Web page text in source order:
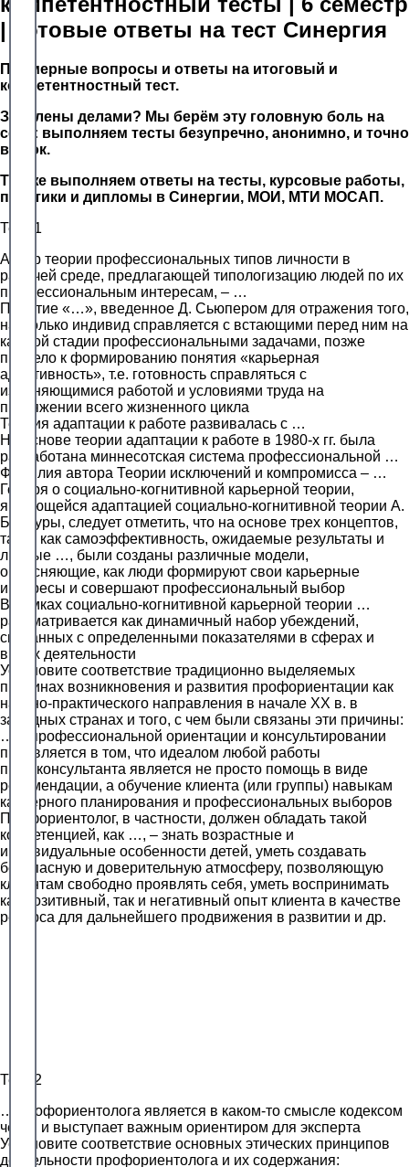
| Готовые ответы на тест Синергия
Примерные вопросы и ответы на итоговый и
компетентностный тест.
Завалены делами? Мы берём эту головную боль на
себя: выполняем тесты безупречно, анонимно, и точно
в срок.
Так же выполняем ответы на тесты, курсовые работы,
практики и дипломы в Синергии, МОИ, МТИ МОСАП.
Тест 1
Автор теории профессиональных типов личности в
рабочей среде, предлагающей типологизацию людей по их
профессиональным интересам, – …
Понятие «…», введенное Д. Сьюпером для отражения того,
насколько индивид справляется с встающими перед ним на
каждой стадии профессиональными задачами, позже
привело к формированию понятия «карьерная
адаптивность», т.е. готовность справляться с
изменяющимися работой и условиями труда на
протяжении всего жизненного цикла
Теория адаптации к работе развивалась с …
На основе теории адаптации к работе в 1980-х гг. была
разработана миннесотская система профессиональной …
Фамилия автора Теории исключений и компромисса – …
Говоря о социально-когнитивной карьерной теории,
являющейся адаптацией социально-когнитивной теории А.
Бандуры, следует отметить, что на основе трех концептов,
таких как самоэффективность, ожидаемые результаты и
личные …, были созданы различные модели,
объясняющие, как люди формируют свои карьерные
интересы и совершают профессиональный выбор
В рамках социально-когнитивной карьерной теории …
рассматривается как динамичный набор убеждений,
связанных с определенными показателями в сферах и
видах деятельности
Установите соответствие традиционно выделяемых
причинах возникновения и развития профориентации как
научно-практического направления в начале ХХ в. в
западных странах и того, с чем были связаны эти причины:
… в профессиональной ориентации и консультировании
проявляется в том, что идеалом любой работы
профконсультанта является не просто помощь в виде
рекомендации, а обучение клиента (или группы) навыкам
карьерного планирования и профессиональных выборов
Профориентолог, в частности, должен обладать такой
компетенцией, как …, – знать возрастные и
индивидуальные особенности детей, уметь создавать
безопасную и доверительную атмосферу, позволяющую
клиентам свободно проявлять себя, уметь воспринимать
как позитивный, так и негативный опыт клиента в качестве
ресурса для дальнейшего продвижения в развитии и др.
Тест 2
… профориентолога является в каком-то смысле кодексом
чести и выступает важным ориентиром для эксперта
Установите соответствие основных этических принципов
деятельности профориентолога и их содержания: